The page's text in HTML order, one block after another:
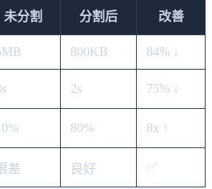
未分割 分割后 改善
800KB 84% ↓
2s 75% ↓
80% 8x ↑
差 良好 ✅